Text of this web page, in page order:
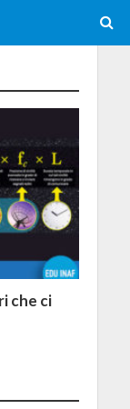
che ci